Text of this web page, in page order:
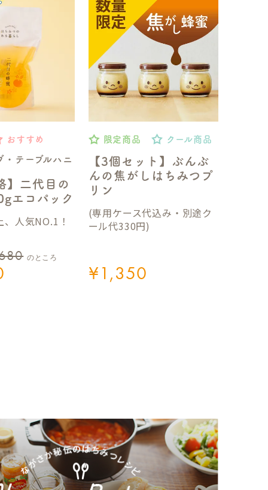
おすすめ
・テーブルハニ
】二代目の
エコパック
人気NO.1！
のところ
限定商品 クール商品
【3個セット】ぶんぶ
んの焦がしはちみつプ
リン
(専用ケース代込み・別途ク
ール代330円)
¥1,350